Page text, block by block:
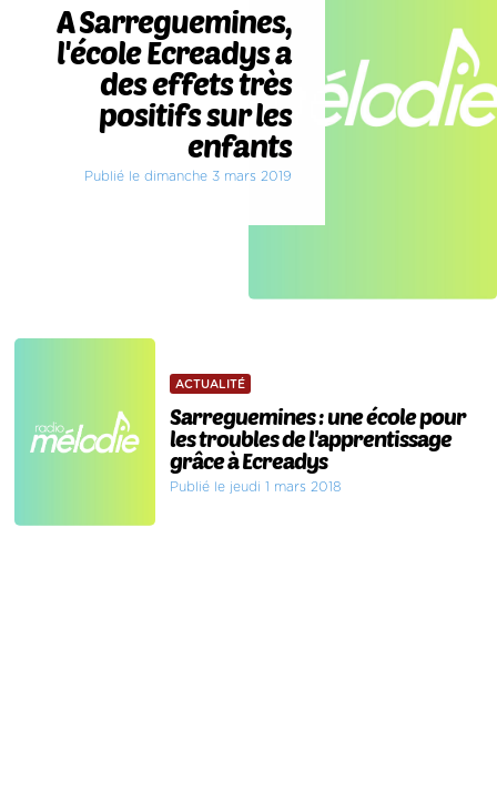
A Sarreguemines,
l'école Ecreadys a
des effets très
positifs sur les
enfants
Publié le dimanche 3 mars 2019
ACTUALITÉ
Sarreguemines : une école pour
les troubles de l'apprentissage
grâce à Ecreadys
Publié le jeudi 1 mars 2018